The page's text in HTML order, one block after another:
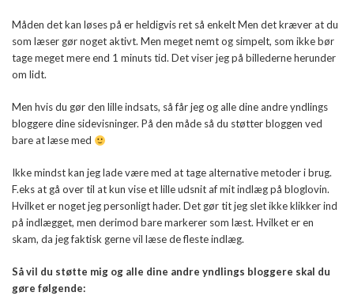
Måden det kan løses på er heldigvis ret så enkelt Men det kræver at du
som læser gør noget aktivt. Men meget nemt og simpelt, som ikke bør
tage meget mere end 1 minuts tid. Det viser jeg på billederne herunder
om lidt.
Men hvis du gør den lille indsats, så får jeg og alle dine andre yndlings
bloggere dine sidevisninger. På den måde så du støtter bloggen ved
bare at læse med
Ikke mindst kan jeg lade være med at tage alternative metoder i brug.
F.eks at gå over til at kun vise et lille udsnit af mit indlæg på bloglovin.
Hvilket er noget jeg personligt hader. Det gør tit jeg slet ikke klikker ind
på indlægget, men derimod bare markerer som læst. Hvilket er en
skam, da jeg faktisk gerne vil læse de fleste indlæg.
Så vil du støtte mig og alle dine andre yndlings bloggere skal du
gøre følgende: